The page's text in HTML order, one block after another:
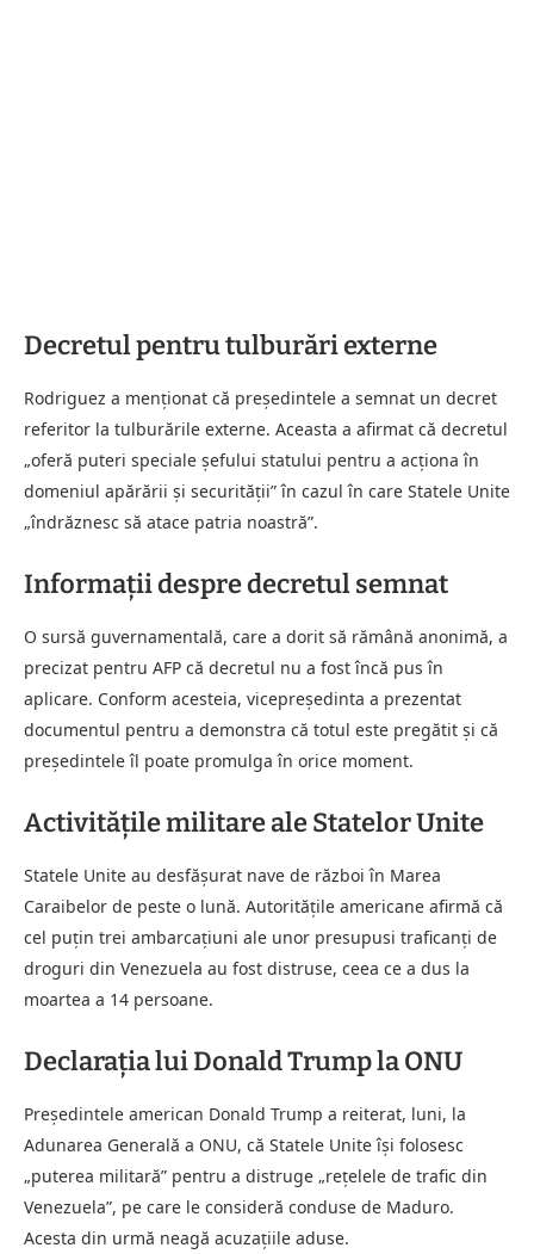
Decretul pentru tulburări externe
Rodriguez a menționat că președintele a semnat un decret
referitor la tulburările externe. Aceasta a afirmat că decretul
„oferă puteri speciale șefului statului pentru a acționa în
domeniul apărării și securității” în cazul în care Statele Unite
„îndrăznesc să atace patria noastră”.
Informații despre decretul semnat
O sursă guvernamentală, care a dorit să rămână anonimă, a
precizat pentru AFP că decretul nu a fost încă pus în
aplicare. Conform acesteia, vicepreședinta a prezentat
documentul pentru a demonstra că totul este pregătit și că
președintele îl poate promulga în orice moment.
Activitățile militare ale Statelor Unite
Statele Unite au desfășurat nave de război în Marea
Caraibelor de peste o lună. Autoritățile americane afirmă că
cel puțin trei ambarcațiuni ale unor presupusi traficanți de
droguri din Venezuela au fost distruse, ceea ce a dus la
moartea a 14 persoane.
Declarația lui Donald Trump la ONU
Președintele american Donald Trump a reiterat, luni, la
Adunarea Generală a ONU, că Statele Unite își folosesc
„puterea militară” pentru a distruge „rețelele de trafic din
Venezuela”, pe care le consideră conduse de Maduro.
Acesta din urmă neagă acuzațiile aduse.